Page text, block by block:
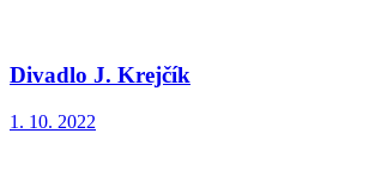
Divadlo J. Krejčík
1. 10. 2022